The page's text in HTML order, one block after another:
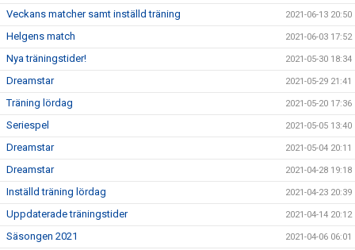
Veckans matcher samt inställd träning 2021-06-13 20:50
Helgens match 2021-06-03 17:52
Nya träningstider! 2021-05-30 18:34
Dreamstar 2021-05-29 21:41
Träning lördag 2021-05-20 17:36
Seriespel 2021-05-05 13:40
Dreamstar 2021-05-04 20:11
Dreamstar 2021-04-28 19:18
Inställd träning lördag 2021-04-23 20:39
Uppdaterade träningstider 2021-04-14 20:12
Säsongen 2021 2021-04-06 06:01